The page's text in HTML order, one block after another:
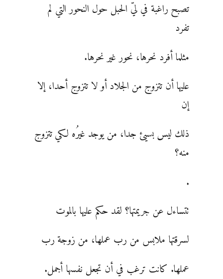
تصبح راغبة في ليّ الحبل حول النحور التي لم
تفرد
مثلما أفرد نحرها، نحور غير نحرها.
عليها أن تتزوج من الجلاد أو لا تتزوج أحدا، إلا
إن
ذلك ليس بسيئ جدا، من يوجد غيرُه لكي تتزوج
منه؟
.
تتساءل عن جريمتها؟ لقد حكم عليها بالموت
لسرقتها ملابس من رب عملها، من زوجة رب
عملها. كانت ترغب في أن تجعل نفسها أجمل.